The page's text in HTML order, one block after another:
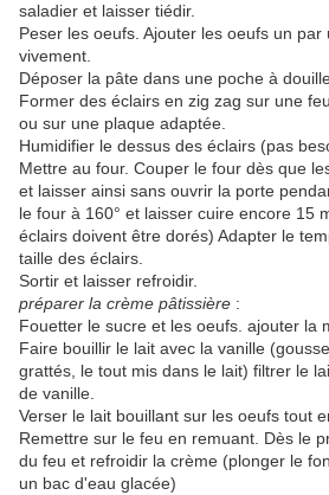
saladier et laisser tiédir.
Peser les oeufs. Ajouter les oeufs un par
vivement.
Déposer la pâte dans une poche à
Former des éclairs en zig zag sur une
ou sur une plaque adaptée.
Humidifier le dessus des éclairs (pas
Mettre au four. Couper le four dès que
et laisser ainsi sans ouvrir la porte
le four à 160° et laisser cuire encore 15
éclairs doivent être dorés) Adapter le
taille des éclairs.
Sortir et laisser refroidir.
préparer la crème pâtissière :
Fouetter le sucre et les oeufs. ajouter la
Faire bouillir le lait avec la vanille
grattés, le tout mis dans le lait) filtrer le
de vanille.
Verser le lait bouillant sur les oeufs tout
Remettre sur le feu en remuant. Dès le
du feu et refroidir la crème (plonger le
un bac d'eau glacée)